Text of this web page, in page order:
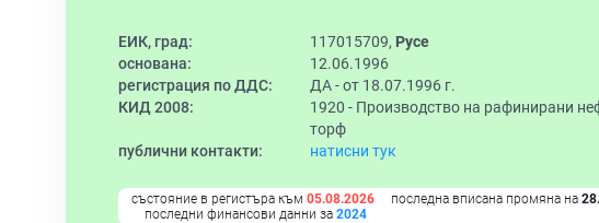
ЕИК, град: 117015709, Русе
основана:
12.06.1996
регистрация по ДДС:
ДА - от 18.07.1996 г.
КИД 2008:
1920 - Производство на рафинирани
торф
публични контакти:
натисни тук
състояние в регистъра към 05.08.2026 последна вписана промяна на
последни финансови данни за 2024